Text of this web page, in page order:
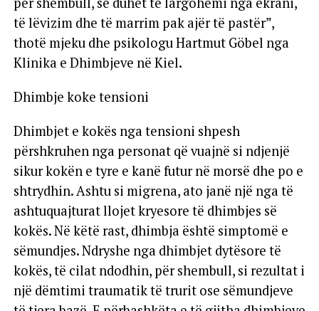
të lëvizim dhe të marrim pak ajër të pastër”,
thotë mjeku dhe psikologu Hartmut Göbel nga
Klinika e Dhimbjeve në Kiel.
Dhimbje koke tensioni
Dhimbjet e kokës nga tensioni shpesh
përshkruhen nga personat që vuajnë si ndjenjë
sikur kokën e tyre e kanë futur në morsë dhe po e
shtrydhin. Ashtu si migrena, ato janë një nga të
ashtuquajturat llojet kryesore të dhimbjes së
kokës. Në këtë rast, dhimbja është simptomë e
sëmundjes. Ndryshe nga dhimbjet dytësore të
kokës, të cilat ndodhin, për shembull, si rezultat i
një dëmtimi traumatik të trurit ose sëmundjeve